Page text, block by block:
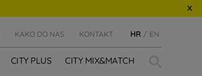
KAKO DO NAS KONTAKT HR EN
CITY PLUS CITY MIX&MATCH